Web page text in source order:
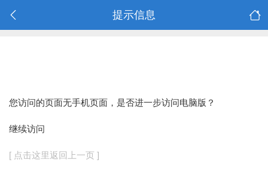
提示信息
您访问的页面无手机页面，是否进一步访问电脑版？
继续访问
[ 点击这里返回上一页 ]